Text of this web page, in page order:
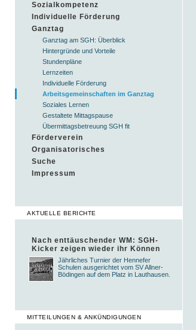
Sozialkompetenz
Individuelle Förderung
Ganztag
Ganztag am SGH: Überblick
Hintergründe und Vorteile
Stundenpläne
Lernzeiten
Individuelle Förderung
Arbeitsgemeinschaften im Ganztag
Soziales Lernen
Gestaltete Mittagspause
Übermittagsbetreuung SGH fit
Förderverein
Organisatorisches
Suche
Impressum
AKTUELLE BERICHTE
Nach enttäuschender WM: SGH-
Kicker zeigen wieder ihr Können
Jährliches Turnier der Hennefer
Schulen ausgerichtet vom SV Allner-
Bödingen auf dem Platz in Lauthausen.
MITTEILUNGEN & ANKÜNDIGUNGEN